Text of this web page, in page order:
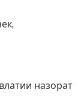
назорат